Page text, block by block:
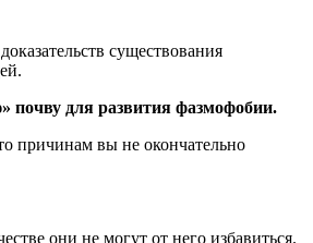
существования
почву для развития фазмофобии.
причинам вы не окончательно
они не могут от него избавиться.